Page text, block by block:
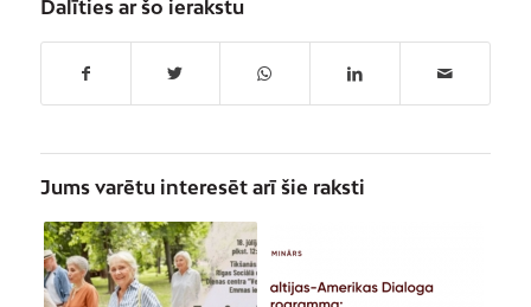
Dalīties ar šo ierakstu
Jums varētu interesēt arī šie raksti